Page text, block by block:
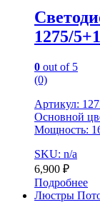
1275/
0 out of 5
(0)
Артикул:
Основной
Мощность:
SKU: n/a
6,900 ₽
Подробнее
Люстры